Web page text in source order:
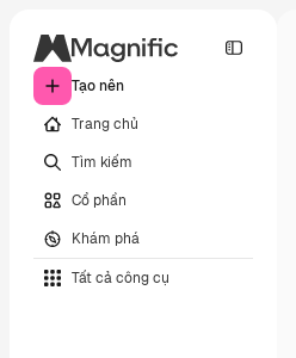
Tạo nên
Trang chủ
Tìm kiếm
Cổ phần
Khám phá
Tất cả công cụ